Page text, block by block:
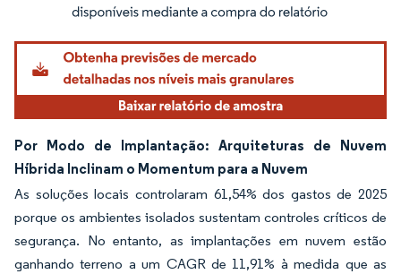
Por Modo de Implantação: Arquiteturas de Nuvem
Híbrida Inclinam o Momentum para a Nuvem
As soluções locais controlaram 61,54% dos gastos de 2025
porque os ambientes isolados sustentam controles críticos de
segurança. No entanto, as implantações em nuvem estão
ganhando terreno a um CAGR de 11,91% à medida que as